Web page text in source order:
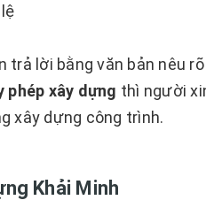
trả lời bằng văn bản nêu
phép xây dựng thì người
xây dựng công trình.
Khải Minh